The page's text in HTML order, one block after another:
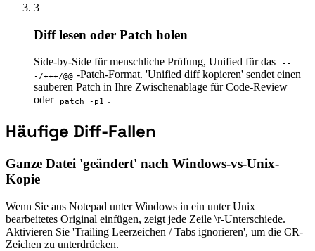
3
Diff lesen oder Patch holen
Side-by-Side für menschliche Prüfung, Unified für das
--
-/+++/@@ -Patch-Format. 'Unified diff kopieren' sendet einen
sauberen Patch in Ihre Zwischenablage für Code-Review
oder
patch -p1 .
Häufige Diff-Fallen
Ganze Datei 'geändert' nach Windows-vs-Unix-
Kopie
Wenn Sie aus Notepad unter Windows in ein unter Unix
bearbeitetes Original einfügen, zeigt jede Zeile \r-Unterschiede.
Aktivieren Sie 'Trailing Leerzeichen / Tabs ignorieren', um die CR-
Zeichen zu unterdrücken.